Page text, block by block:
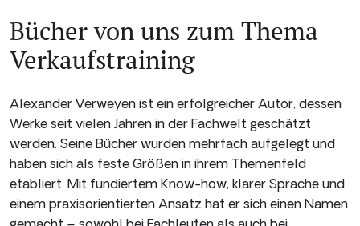
Bücher von uns zum Thema
Verkaufstraining
Alexander Verweyen ist ein erfolgreicher Autor, dessen
Werke seit vielen Jahren in der Fachwelt geschätzt
werden. Seine Bücher wurden mehrfach aufgelegt und
haben sich als feste Größen in ihrem Themenfeld
etabliert. Mit fundiertem Know-how, klarer Sprache und
einem praxisorientierten Ansatz hat er sich einen Namen